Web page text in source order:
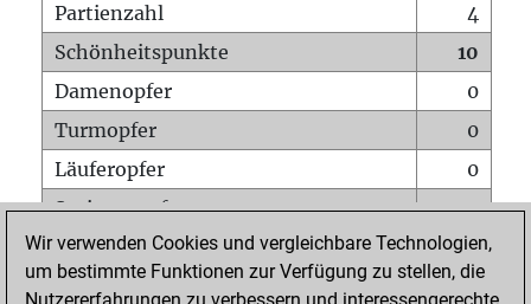
Partienzahl
4
Schönheitspunkte
10
Damenopfer
0
Turmopfer
0
Läuferopfer
0
Springeropfer
2
Bauernopfer
0
Matt auf vollem Brett
0
Wir verwenden Cookies und vergleichbare Technologien,
um bestimmte Funktionen zur Verfügung zu stellen, die